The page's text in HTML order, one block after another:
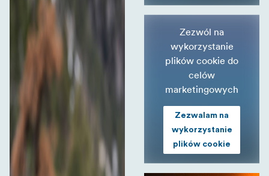
Zezwól na
wykorzystanie
plików cookie do
celów
marketingowych
Zezwalam na
wykorzystanie
plików cookie